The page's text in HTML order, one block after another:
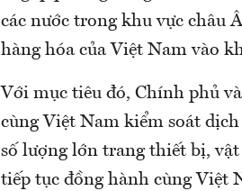
các nước trong khu vực châu
hàng hóa của Việt Nam vào
Với mục tiêu đó, Chính phủ
cùng Việt Nam kiểm soát
số lượng lớn trang thiết bị,
tiếp tục đồng hành cùng Việt